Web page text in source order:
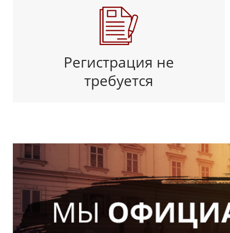
Регистрация не
требуется